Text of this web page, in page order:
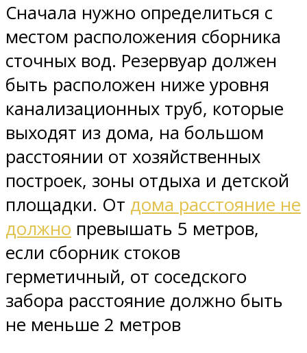
Сначала нужно определиться с
местом расположения сборника
сточных вод. Резервуар должен
быть расположен ниже уровня
канализационных труб, которые
выходят из дома, на большом
расстоянии от хозяйственных
построек, зоны отдыха и детской
площадки. От дома расстояние не
должно превышать 5 метров,
если сборник стоков
герметичный, от соседского
забора расстояние должно быть
не меньше 2 метров